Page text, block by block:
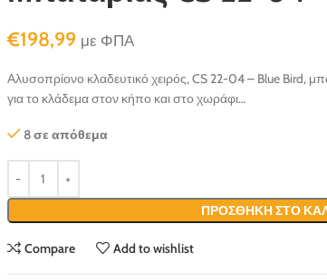
€198,99 με ΦΠΑ
Αλυσοπρίονο κλαδευτικό χειρός, CS 22-04 – Blue Bird,
για το κλάδεμα στον κήπο και στο χωράφι…
8 σε απόθεμα
ΠΡΟΣΘΉΚΗ ΣΤΟ
Compare Add to wishlist